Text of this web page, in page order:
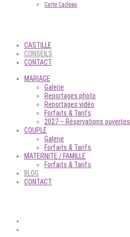
Carte Cadeau
CASTILLE
CONSEILS
CONTACT
MARIAGE
Galerie
Reportages photo
Reportages vidéo
Forfaits & Tarifs
2027 – Réservations ouvertes
COUPLE
Galerie
Forfaits & Tarifs
MATERNITE / FAMILLE
Forfaits & Tarifs
BLOG
CONTACT